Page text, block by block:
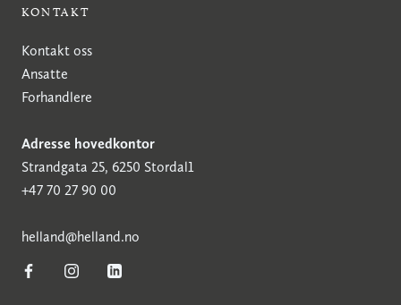
KONTAKT
Kontakt oss
Ansatte
Forhandlere
Adresse hovedkontor
Strandgata 25, 6250 Stordal1
+47 70 27 90 00
helland@helland.no